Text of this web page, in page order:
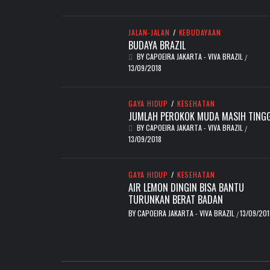
JALAN-JALAN / KEBUDAYAAN
BUDAYA BRAZIL
BYCAPOEIRA JAKARTA - VIVA BRAZIL /
13/09/2018
GAYA HIDUP / KESEHATAN
JUMLAH PEROKOK MUDA MASIH
BYCAPOEIRA JAKARTA - VIVA BRAZIL /
13/09/2018
GAYA HIDUP / KESEHATAN
AIR LEMON DINGIN BISA BANTU
TURUNKAN BERAT BADAN
BYCAPOEIRA JAKARTA - VIVA BRAZIL /13/09/